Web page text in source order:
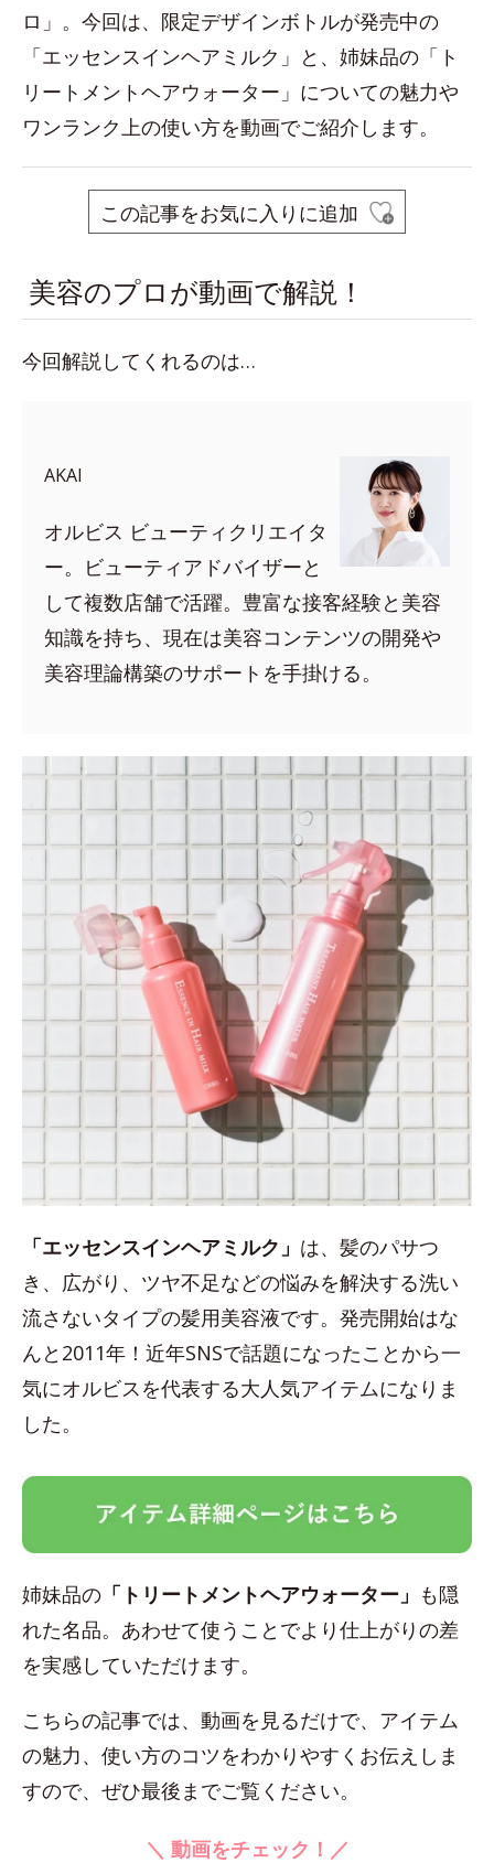
ロ」。今回は、限定デザインボトルが発売中の
「エッセンスインヘアミルク」と、姉妹品の「ト
リートメントヘアウォーター」についての魅力や
ワンランク上の使い方を動画でご紹介します。
この記事をお気に入りに追加
美容のプロが動画で解説！
今回解説してくれるのは…
AKAI
オルビス ビューティクリエイタ
ー。ビューティアドバイザーと
して複数店舗で活躍。豊富な接客経験と美容
知識を持ち、現在は美容コンテンツの開発や
美容理論構築のサポートを手掛ける。
「エッセンスインヘアミルク」 は、髪のパサつ
き、広がり、ツヤ不足などの悩みを解決する洗い
流さないタイプの髪用美容液です。発売開始はな
んと2011年！近年SNSで話題になったことから一
気にオルビスを代表する大人気アイテムになりま
した。
姉妹品の 「トリートメントヘアウォーター」 も隠
れた名品。あわせて使うことでより仕上がりの差
を実感していただけます。
こちらの記事では、動画を見るだけで、アイテム
の魅力、使い方のコツをわかりやすくお伝えしま
すので、ぜひ最後までご覧ください。
＼ 動画をチェック！／